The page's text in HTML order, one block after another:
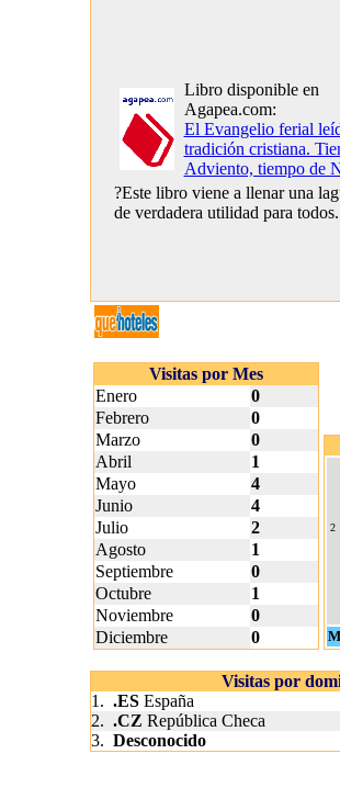
Libro disponible en
Agapea.com:
El Evangelio ferial
tradición cristiana.
Adviento, tiempo de
?Este libro viene a llenar una
de verdadera utilidad para todos.
Visitas por Mes
Enero
0
Febrero
0
Marzo
0
Abril
1
Mayo
4
Junio
4
Julio
2
Agosto
1
Septiembre
0
Octubre
1
Noviembre
0
Diciembre
0
2
Visitas por
1. .ESEspaña
2. .CZ República Checa
3. Desconocido